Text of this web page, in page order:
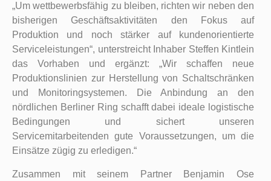
„Um wettbewerbsfähig zu bleiben, richten wir neben den
bisherigen Geschäftsaktivitäten den Fokus auf
Produktion und noch stärker auf kundenorientierte
Serviceleistungen“, unterstreicht Inhaber Steffen Kintlein
das Vorhaben und ergänzt: „Wir schaffen neue
Produktionslinien zur Herstellung von Schaltschränken
und Monitoringsystemen. Die Anbindung an den
nördlichen Berliner Ring schafft dabei ideale logistische
Bedingungen und sichert unseren
Servicemitarbeitenden gute Voraussetzungen, um die
Einsätze zügig zu erledigen.“
Zusammen mit seinem Partner Benjamin Ose